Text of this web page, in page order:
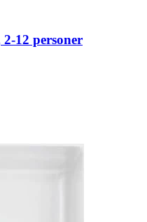
12 personer